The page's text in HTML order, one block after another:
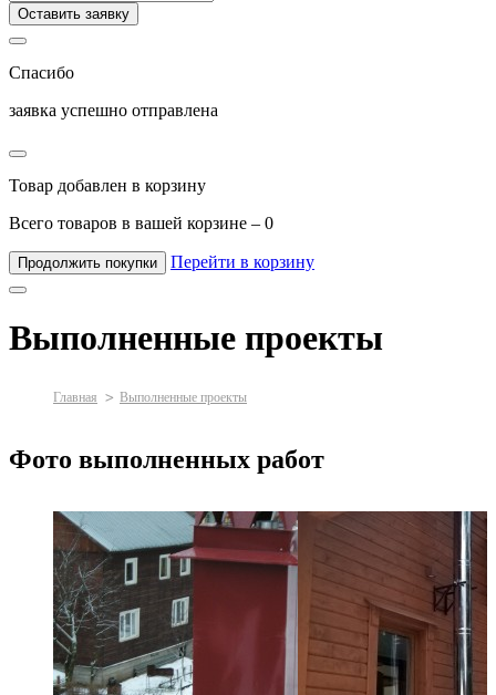
Оставить заявку
Спасибо
заявка успешно отправлена
Товар добавлен в корзину
Всего товаров в вашей корзине – 0
Продолжить покупки Перейти в корзину
Выполненные проекты
Главная Выполненные проекты
Фото выполненных работ